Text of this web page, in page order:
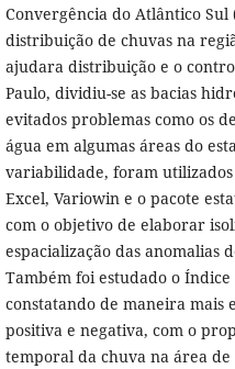
Convergência do Atlântico Sul
distribuição de chuvas na
ajudara distribuição e o
Paulo, dividiu-se as bacias
evitados problemas como os
água em algumas áreas do
variabilidade, foram
Excel, Variowin e o pacote
com o objetivo de elaborar
espacialização das anomalias
Também foi estudado o
constatando de maneira mais
positiva e negativa, com o
temporal da chuva na área de